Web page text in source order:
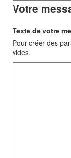
Votre
Texte de votre
Pour créer des
vides.